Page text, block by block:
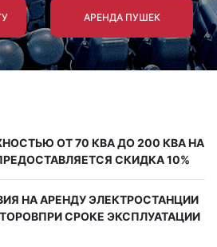
АРЕНДА ПУШЕК
ОТ 70 КВА ДО 200 КВА НА
СКИДКА 10%
НА АРЕНДУ ЭЛЕКТРОСТАНЦИИ
СРОКЕ ЭКСПЛУАТАЦИИ